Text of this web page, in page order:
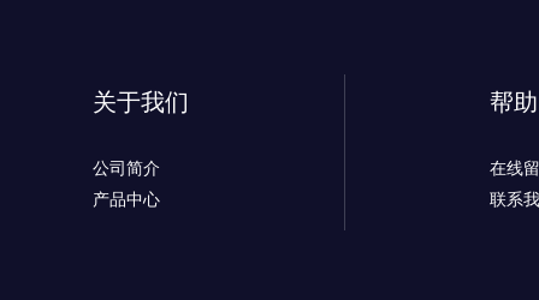
关于我们
公司简介
产品中心
帮
在线
联系